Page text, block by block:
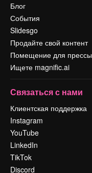
Блог
События
Slidesgo
Продайте свой контент
Помещение для прессы
Ищете magnific.ai
Связаться с нами
Клиентская поддержка
Instagram
YouTube
LinkedIn
TikTok
Discord